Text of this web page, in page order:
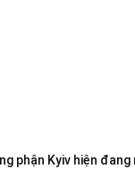
phận Kyiv hiện đang